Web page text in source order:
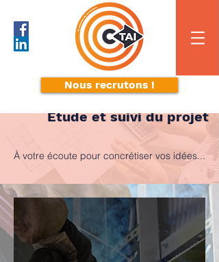
Nous recrutons !
Étude et suivi du projet
À votre écoute pour concrétiser vos idées...